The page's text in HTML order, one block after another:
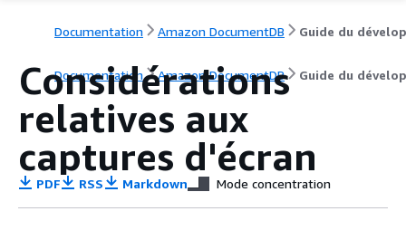
Documentation Amazon DocumentDB
Documentation Amazon DocumentDB Guide du
Considérations
relatives aux
captures d'écran
PDF RSS Markdown Mode concentration